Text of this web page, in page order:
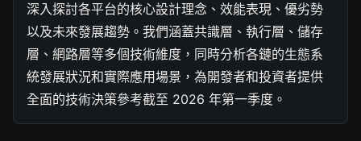
深入探討各平台的核心設計理念、效能表現、優劣勢
以及未來發展趨勢。我們涵蓋共識層、執行層、儲存
層、網路層等多個技術維度，同時分析各鏈的生態系
統發展狀況和實際應用場景，為開發者和投資者提供
全面的技術決策參考截至 2026 年第一季度。